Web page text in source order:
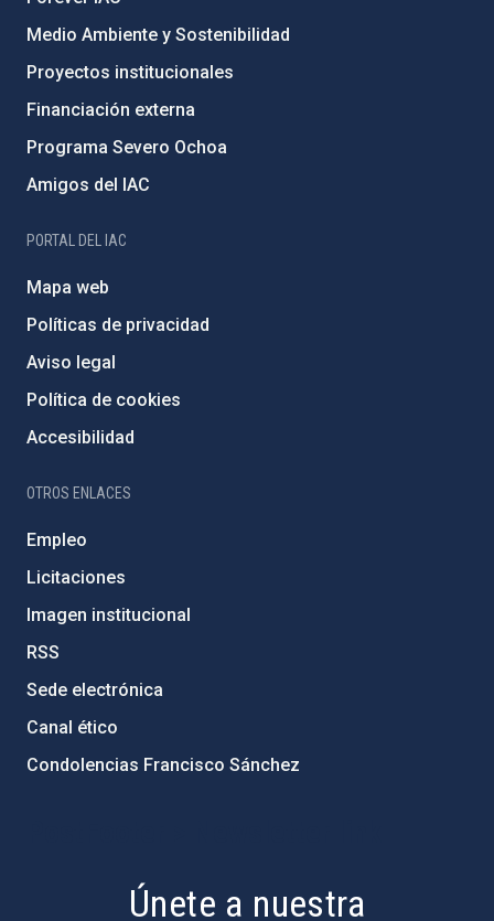
Medio Ambiente y Sostenibilidad
Proyectos institucionales
Financiación externa
Programa Severo Ochoa
Amigos del IAC
PORTAL DEL IAC
Mapa web
Políticas de privacidad
Aviso legal
Política de cookies
Accesibilidad
OTROS ENLACES
Empleo
Licitaciones
Imagen institucional
RSS
Sede electrónica
Canal ético
Condolencias Francisco Sánchez
Únete a nuestra